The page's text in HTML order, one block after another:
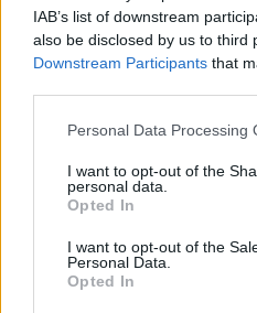
IAB’s list of downstream
also be disclosed by us to third
Downstream Participants that
Personal Data Processing
I want to opt-out of the
personal data.
Opted In
I want to opt-out of the
Personal Data.
Opted In
25 pont az irodalom,
10 pont a nyelvtan tétel
15 pont pedig a szóbeli
esetében pedig 30 pontos.
Emelt szinten mindig,
írásbelin elért pontszám nem éri el
százalékot igen.
Mikor és kiknek kell szóbelizni